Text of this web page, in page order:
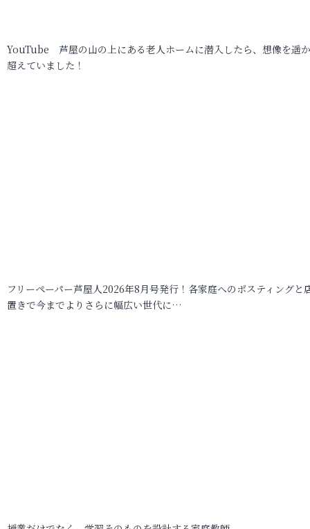
YouTube 芦屋の山の上にある老人ホームに潜入したら、想像を遥
超えていました！
フリーペーパー芦屋人2026年8月号発行！各家庭へのポスティングと
置きで今までよりさらに幅広い世代に…